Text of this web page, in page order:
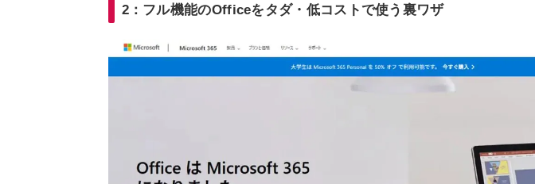
2：フル機能のOfficeをタダ・低コストで使う裏ワザ